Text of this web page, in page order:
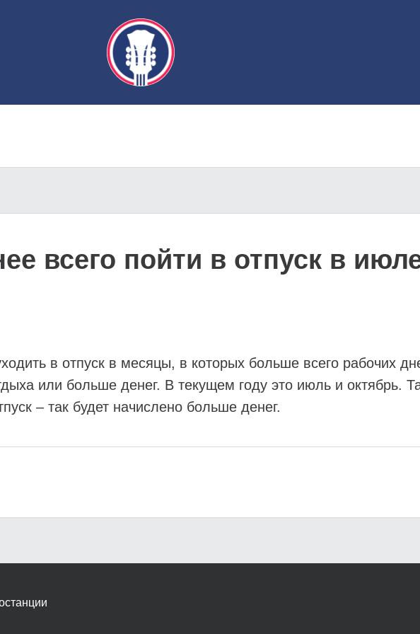
всего пойти в отпуск в
в отпуск в месяцы, в которых больше всего рабочих
или больше денег. В текущем году это июль и октябрь.
– так будет начислено больше денег.